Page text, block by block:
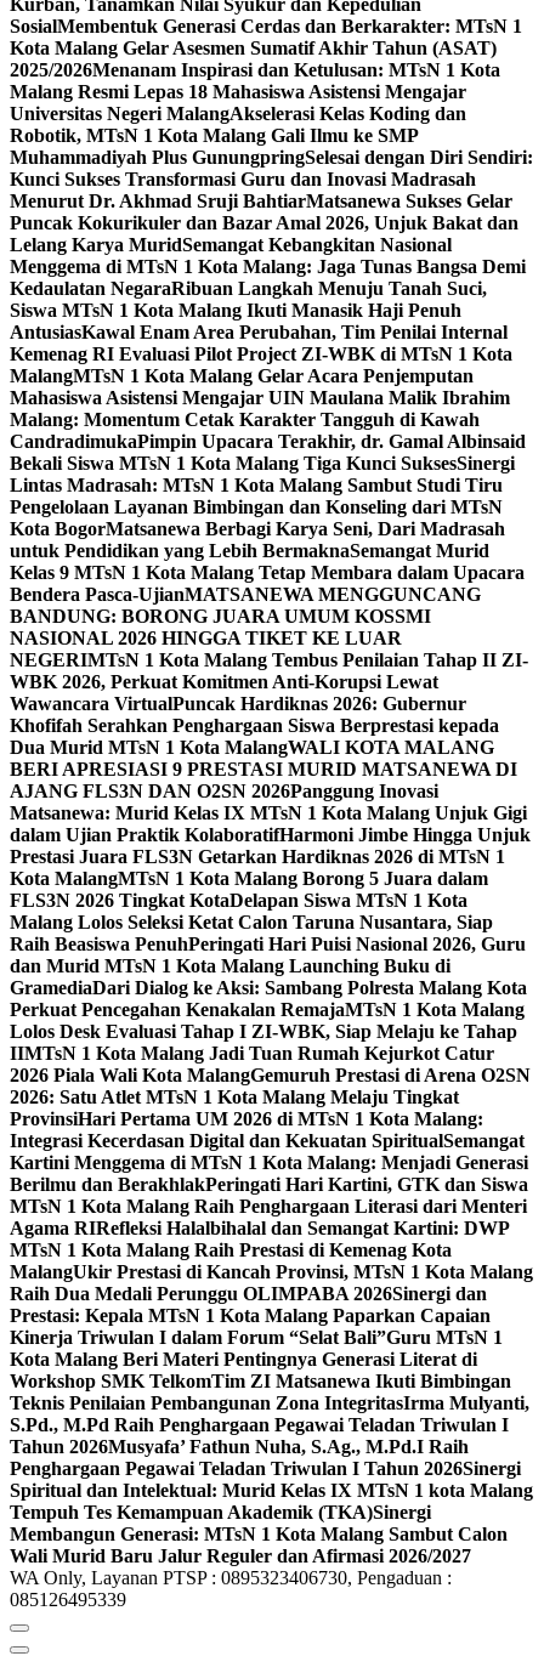
Kurban, Tanamkan Nilai Syukur dan Kepedulian
SosialMembentuk Generasi Cerdas dan Berkarakter: MTsN 1
Kota Malang Gelar Asesmen Sumatif Akhir Tahun (ASAT)
2025/2026Menanam Inspirasi dan Ketulusan: MTsN 1 Kota
Malang Resmi Lepas 18 Mahasiswa Asistensi Mengajar
Universitas Negeri MalangAkselerasi Kelas Koding dan
Robotik, MTsN 1 Kota Malang Gali Ilmu ke SMP
Muhammadiyah Plus GunungpringSelesai dengan Diri Sendiri:
Kunci Sukses Transformasi Guru dan Inovasi Madrasah
Menurut Dr. Akhmad Sruji BahtiarMatsanewa Sukses Gelar
Puncak Kokurikuler dan Bazar Amal 2026, Unjuk Bakat dan
Lelang Karya MuridSemangat Kebangkitan Nasional
Menggema di MTsN 1 Kota Malang: Jaga Tunas Bangsa Demi
Kedaulatan NegaraRibuan Langkah Menuju Tanah Suci,
Siswa MTsN 1 Kota Malang Ikuti Manasik Haji Penuh
AntusiasKawal Enam Area Perubahan, Tim Penilai Internal
Kemenag RI Evaluasi Pilot Project ZI-WBK di MTsN 1 Kota
MalangMTsN 1 Kota Malang Gelar Acara Penjemputan
Mahasiswa Asistensi Mengajar UIN Maulana Malik Ibrahim
Malang: Momentum Cetak Karakter Tangguh di Kawah
CandradimukaPimpin Upacara Terakhir, dr. Gamal Albinsaid
Bekali Siswa MTsN 1 Kota Malang Tiga Kunci SuksesSinergi
Lintas Madrasah: MTsN 1 Kota Malang Sambut Studi Tiru
Pengelolaan Layanan Bimbingan dan Konseling dari MTsN
Kota BogorMatsanewa Berbagi Karya Seni, Dari Madrasah
untuk Pendidikan yang Lebih BermaknaSemangat Murid
Kelas 9 MTsN 1 Kota Malang Tetap Membara dalam Upacara
Bendera Pasca-UjianMATSANEWA MENGGUNCANG
BANDUNG: BORONG JUARA UMUM KOSSMI
NASIONAL 2026 HINGGA TIKET KE LUAR
NEGERIMTsN 1 Kota Malang Tembus Penilaian Tahap II ZI-
WBK 2026, Perkuat Komitmen Anti-Korupsi Lewat
Wawancara VirtualPuncak Hardiknas 2026: Gubernur
Khofifah Serahkan Penghargaan Siswa Berprestasi kepada
Dua Murid MTsN 1 Kota MalangWALI KOTA MALANG
BERI APRESIASI 9 PRESTASI MURID MATSANEWA DI
AJANG FLS3N DAN O2SN 2026Panggung Inovasi
Matsanewa: Murid Kelas IX MTsN 1 Kota Malang Unjuk Gigi
dalam Ujian Praktik KolaboratifHarmoni Jimbe Hingga Unjuk
Prestasi Juara FLS3N Getarkan Hardiknas 2026 di MTsN 1
Kota MalangMTsN 1 Kota Malang Borong 5 Juara dalam
FLS3N 2026 Tingkat KotaDelapan Siswa MTsN 1 Kota
Malang Lolos Seleksi Ketat Calon Taruna Nusantara, Siap
Raih Beasiswa PenuhPeringati Hari Puisi Nasional 2026, Guru
dan Murid MTsN 1 Kota Malang Launching Buku di
GramediaDari Dialog ke Aksi: Sambang Polresta Malang Kota
Perkuat Pencegahan Kenakalan RemajaMTsN 1 Kota Malang
Lolos Desk Evaluasi Tahap I ZI-WBK, Siap Melaju ke Tahap
IIMTsN 1 Kota Malang Jadi Tuan Rumah Kejurkot Catur
2026 Piala Wali Kota MalangGemuruh Prestasi di Arena O2SN
2026: Satu Atlet MTsN 1 Kota Malang Melaju Tingkat
ProvinsiHari Pertama UM 2026 di MTsN 1 Kota Malang:
Integrasi Kecerdasan Digital dan Kekuatan SpiritualSemangat
Kartini Menggema di MTsN 1 Kota Malang: Menjadi Generasi
Berilmu dan BerakhlakPeringati Hari Kartini, GTK dan Siswa
MTsN 1 Kota Malang Raih Penghargaan Literasi dari Menteri
Agama RIRefleksi Halalbihalal dan Semangat Kartini: DWP
MTsN 1 Kota Malang Raih Prestasi di Kemenag Kota
MalangUkir Prestasi di Kancah Provinsi, MTsN 1 Kota Malang
Raih Dua Medali Perunggu OLIMPABA 2026Sinergi dan
Prestasi: Kepala MTsN 1 Kota Malang Paparkan Capaian
Kinerja Triwulan I dalam Forum “Selat Bali”Guru MTsN 1
Kota Malang Beri Materi Pentingnya Generasi Literat di
Workshop SMK TelkomTim ZI Matsanewa Ikuti Bimbingan
Teknis Penilaian Pembangunan Zona IntegritasIrma Mulyanti,
S.Pd., M.Pd Raih Penghargaan Pegawai Teladan Triwulan I
Tahun 2026Musyafa’ Fathun Nuha, S.Ag., M.Pd.I Raih
Penghargaan Pegawai Teladan Triwulan I Tahun 2026Sinergi
Spiritual dan Intelektual: Murid Kelas IX MTsN 1 kota Malang
Tempuh Tes Kemampuan Akademik (TKA)Sinergi
Membangun Generasi: MTsN 1 Kota Malang Sambut Calon
Wali Murid Baru Jalur Reguler dan Afirmasi 2026/2027
WA Only, Layanan PTSP : 0895323406730, Pengaduan :
085126495339